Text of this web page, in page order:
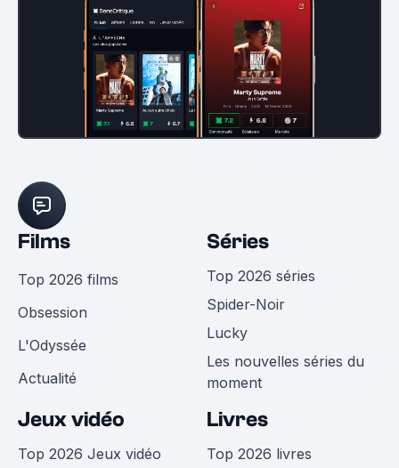
Films
Top 2026 films
Obsession
L'Odyssée
Actualité
Séries
Top 2026 séries
Spider-Noir
Lucky
Les nouvelles séries du
moment
Jeux vidéo
Top 2026 Jeux vidéo
Livres
Top 2026 livres